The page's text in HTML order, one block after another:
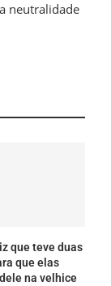
neutralidade
que teve duas
que elas
na velhice